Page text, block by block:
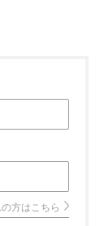
方はこちら